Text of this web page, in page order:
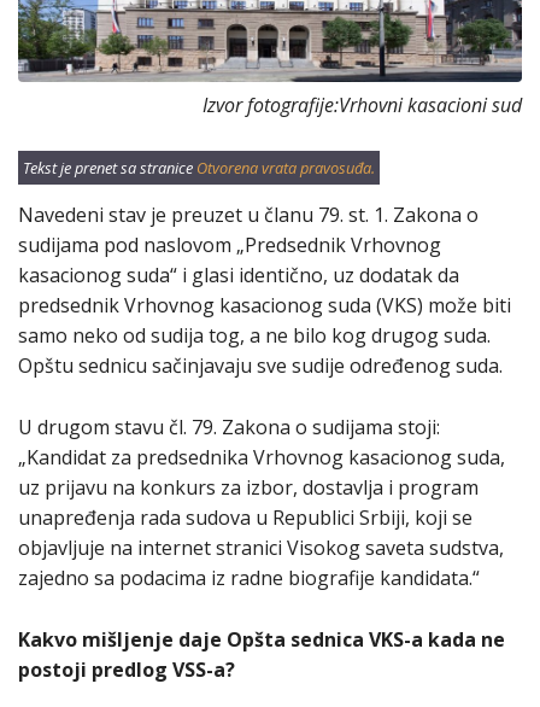
Izvor fotografije:Vrhovni kasacioni sud
Tekst je prenet sa stranice Otvorena vrata pravosuđa.
Navedeni stav je preuzet u članu 79. st. 1. Zakona o
sudijama pod naslovom „Predsednik Vrhovnog
kasacionog suda“ i glasi identično, uz dodatak da
predsednik Vrhovnog kasacionog suda (VKS) može biti
samo neko od sudija tog, a ne bilo kog drugog suda.
Opštu sednicu sačinjavaju sve sudije određenog suda.
U drugom stavu čl. 79. Zakona o sudijama stoji:
„Kandidat za predsednika Vrhovnog kasacionog suda,
uz prijavu na konkurs za izbor, dostavlja i program
unapređenja rada sudova u Republici Srbiji, koji se
objavljuje na internet stranici Visokog saveta sudstva,
zajedno sa podacima iz radne biografije kandidata.“
Kakvo mišljenje daje Opšta sednica VKS-a kada ne
postoji predlog VSS-a?